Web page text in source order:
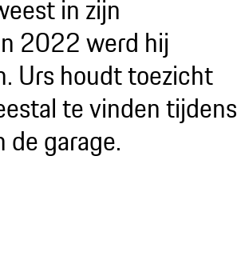
in zijn
2022 werd hij
Urs houdt toezicht
te vinden tijdens
garage.